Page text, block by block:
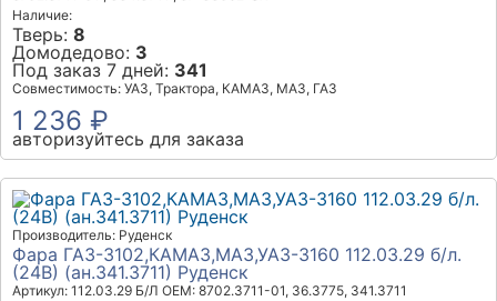
Наличие:
Тверь: 8
Домодедово: 3
Под заказ 7 дней: 341
Совместимость: УАЗ, Трактора, КАМАЗ, МАЗ, ГАЗ
1 236 ₽
авторизуйтесь для заказа
Производитель: Руденск
Фара ГАЗ-3102,КАМАЗ,МАЗ,УАЗ-3160 112.03.29 б/л.
(24В) (ан.341.3711) Руденск
Артикул: 112.03.29 Б/Л OEM: 8702.3711-01, 36.3775, 341.3711